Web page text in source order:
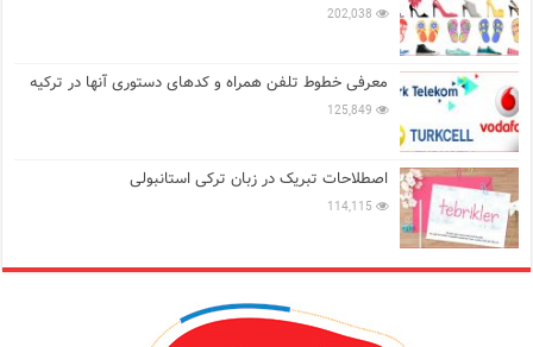
202,038
معرفی خطوط تلفن همراه و کدهای دستوری آنها در ترکیه
125,849
اصطلاحات تبریک در زبان ترکی استانبولی
114,115